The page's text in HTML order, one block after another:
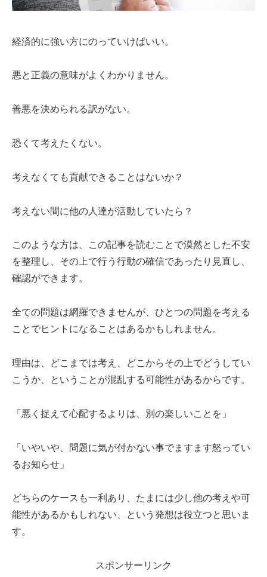
経済的に強い方にのっていけばいい。
悪と正義の意味がよくわかりません。
善悪を決められる訳がない。
恐くて考えたくない。
考えなくても貢献できることはないか？
考えない間に他の人達が活動していたら？
このような方は、この記事を読むことで漠然とした不安
を整理し、その上で行う行動の確信であったり見直し、
確認ができます。
全ての問題は網羅できませんが、ひとつの問題を考える
ことでヒントになることはあるかもしれません。
理由は、どこまでは考え、どこからその上でどうしてい
こうか、ということが混乱する可能性があるからです。
「悪く捉えて心配するよりは、別の楽しいことを」
「いやいや、問題に気が付かない事でますます怒ってい
るお知らせ」
どちらのケースも一利あり、たまには少し他の考えや可
能性があるかもしれない、という発想は役立つと思いま
す。
スポンサーリンク